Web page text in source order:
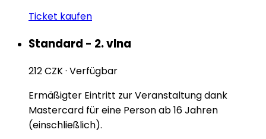
Ticket kaufen
Standard - 2. vlna
212 CZK· Verfügbar
Ermäßigter Eintritt zur Veranstaltung dank
Mastercard für eine Person ab 16 Jahren
(einschließlich).